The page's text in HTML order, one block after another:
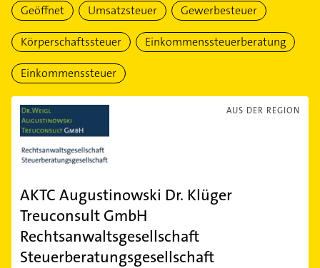
Geöffnet Umsatzsteuer Gewerbesteuer
Körperschaftssteuer Einkommenssteuerberatung
Einkommenssteuer
AUS DER REGION
AKTC Augustinowski Dr. Klüger
Treuconsult GmbH
Rechtsanwaltsgesellschaft
Steuerberatungsgesellschaft